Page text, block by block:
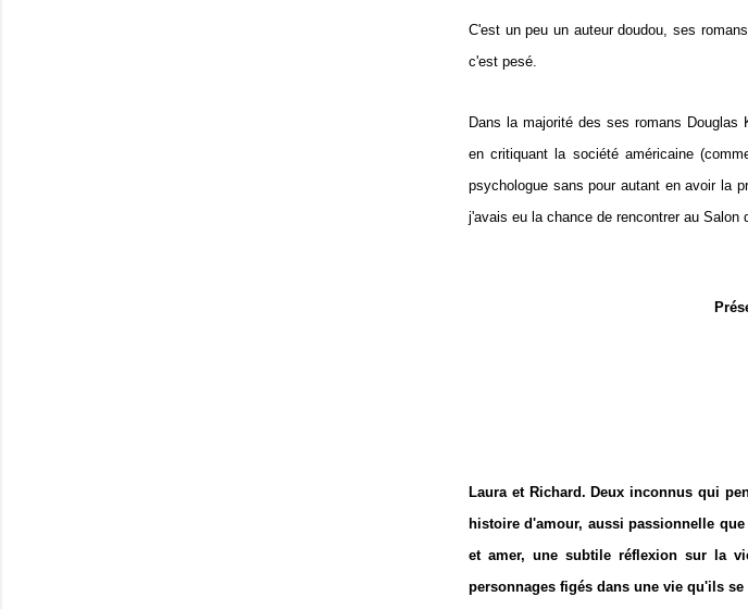
C'est un peu un auteur doudou, ses
c'est pesé.
Dans la majorité des ses romans
en critiquant la société américaine
psychologue sans pour autant en avoir la
j'avais eu la chance de rencontrer au Salon
Laura et Richard. Deux inconnus qui
histoire d'amour, aussi passionnelle
et amer, une subtile réflexion sur la
personnages figés dans une vie qu'ils se